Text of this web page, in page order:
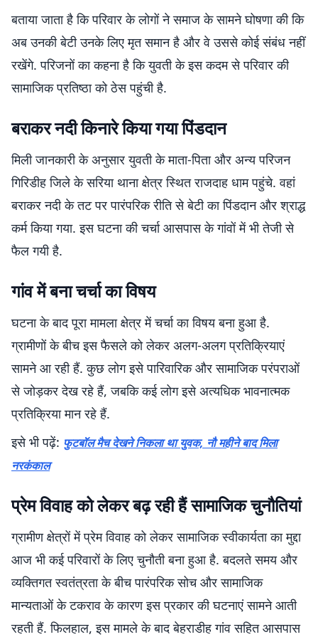
बताया जाता है कि परिवार के लोगों ने समाज के सामने घोषणा की कि
अब उनकी बेटी उनके लिए मृत समान है और वे उससे कोई संबंध नहीं
रखेंगे. परिजनों का कहना है कि युवती के इस कदम से परिवार की
सामाजिक प्रतिष्ठा को ठेस पहुंची है.
बराकर नदी किनारे किया गया पिंडदान
मिली जानकारी के अनुसार युवती के माता-पिता और अन्य परिजन
गिरिडीह जिले के सरिया थाना क्षेत्र स्थित राजदाह धाम पहुंचे. वहां
बराकर नदी के तट पर पारंपरिक रीति से बेटी का पिंडदान और श्राद्ध
कर्म किया गया. इस घटना की चर्चा आसपास के गांवों में भी तेजी से
फैल गयी है.
गांव में बना चर्चा का विषय
घटना के बाद पूरा मामला क्षेत्र में चर्चा का विषय बना हुआ है.
ग्रामीणों के बीच इस फैसले को लेकर अलग-अलग प्रतिक्रियाएं
सामने आ रही हैं. कुछ लोग इसे पारिवारिक और सामाजिक परंपराओं
से जोड़कर देख रहे हैं, जबकि कई लोग इसे अत्यधिक भावनात्मक
प्रतिक्रिया मान रहे हैं.
इसे भी पढ़ें: फुटबॉल मैच देखने निकला था युवक, नौ महीने बाद मिला
नरकंकाल
प्रेम विवाह को लेकर बढ़ रही हैं सामाजिक चुनौतियां
ग्रामीण क्षेत्रों में प्रेम विवाह को लेकर सामाजिक स्वीकार्यता का मुद्दा
आज भी कई परिवारों के लिए चुनौती बना हुआ है. बदलते समय और
व्यक्तिगत स्वतंत्रता के बीच पारंपरिक सोच और सामाजिक
मान्यताओं के टकराव के कारण इस प्रकार की घटनाएं सामने आती
रहती हैं. फिलहाल, इस मामले के बाद बेहराडीह गांव सहित आसपास